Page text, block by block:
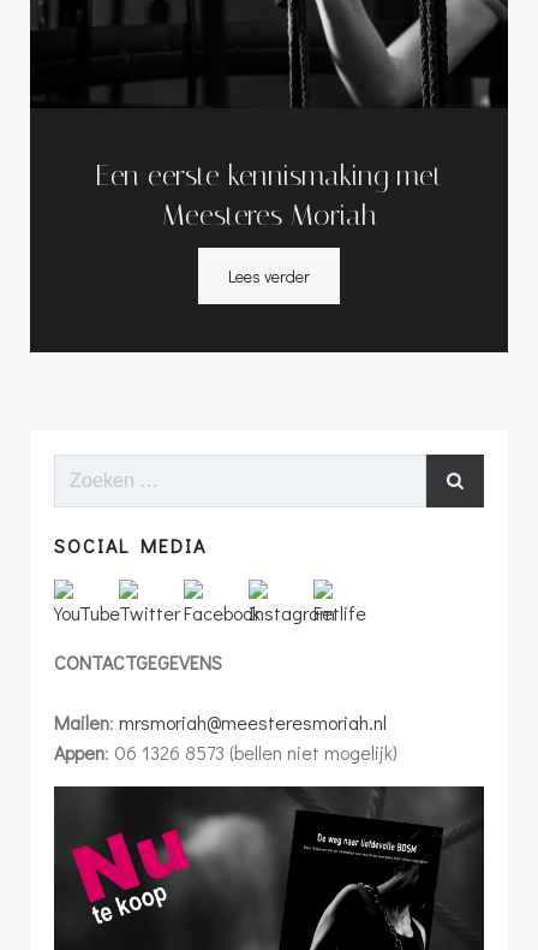
Een eerste kennismaking met
Meesteres Moriah
Lees verder
Zoeken
SOCIAL MEDIA
CONTACTGEGEVENS
Mailen: mrsmoriah@meesteresmoriah.nl
Appen: 06 1326 8573 (bellen niet mogelijk)